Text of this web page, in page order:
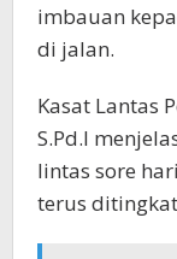
imbauan
di jalan.
Kasat Lantas
S.Pd.I
lintas sore
terus